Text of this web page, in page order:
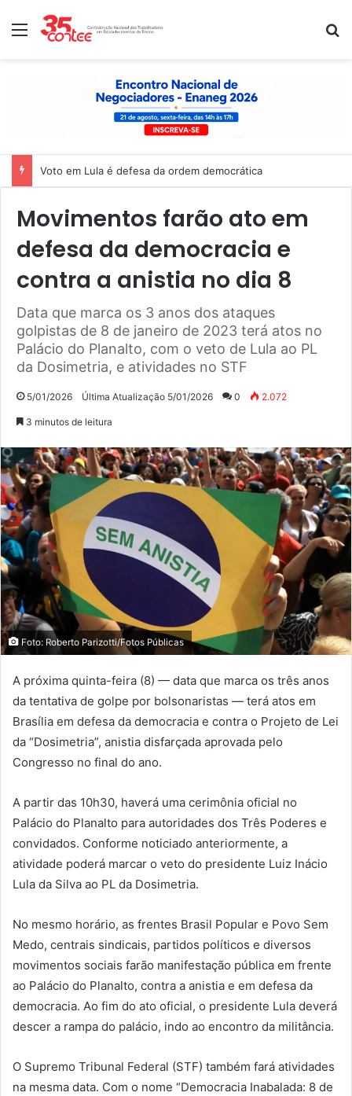
Menu
Nota de solidariedade ao povo venezuelano
Movimentos farão ato em
defesa da democracia e
contra a anistia no dia 8
Data que marca os 3 anos dos ataques
golpistas de 8 de janeiro de 2023 terá atos no
Palácio do Planalto, com o veto de Lula ao PL
da Dosimetria, e atividades no STF
5/01/2026 Última Atualização 5/01/2026 0 2.072
3 minutos de leitura
Foto: Roberto Parizotti/Fotos Públicas
A próxima quinta-feira (8) — data que marca os três anos
da tentativa de golpe por bolsonaristas — terá atos em
Brasília em defesa da democracia e contra o Projeto de Lei
da “Dosimetria”, anistia disfarçada aprovada pelo
Congresso no final do ano.
A partir das 10h30, haverá uma cerimônia oficial no
Palácio do Planalto para autoridades dos Três Poderes e
convidados. Conforme noticiado anteriormente, a
atividade poderá marcar o veto do presidente Luiz Inácio
Lula da Silva ao PL da Dosimetria.
No mesmo horário, as frentes Brasil Popular e Povo Sem
Medo, centrais sindicais, partidos políticos e diversos
movimentos sociais farão manifestação pública em frente
ao Palácio do Planalto, contra a anistia e em defesa da
democracia. Ao fim do ato oficial, o presidente Lula deverá
descer a rampa do palácio, indo ao encontro da militância.
O Supremo Tribunal Federal (STF) também fará atividades
na mesma data. Com o nome “Democracia Inabalada: 8 de